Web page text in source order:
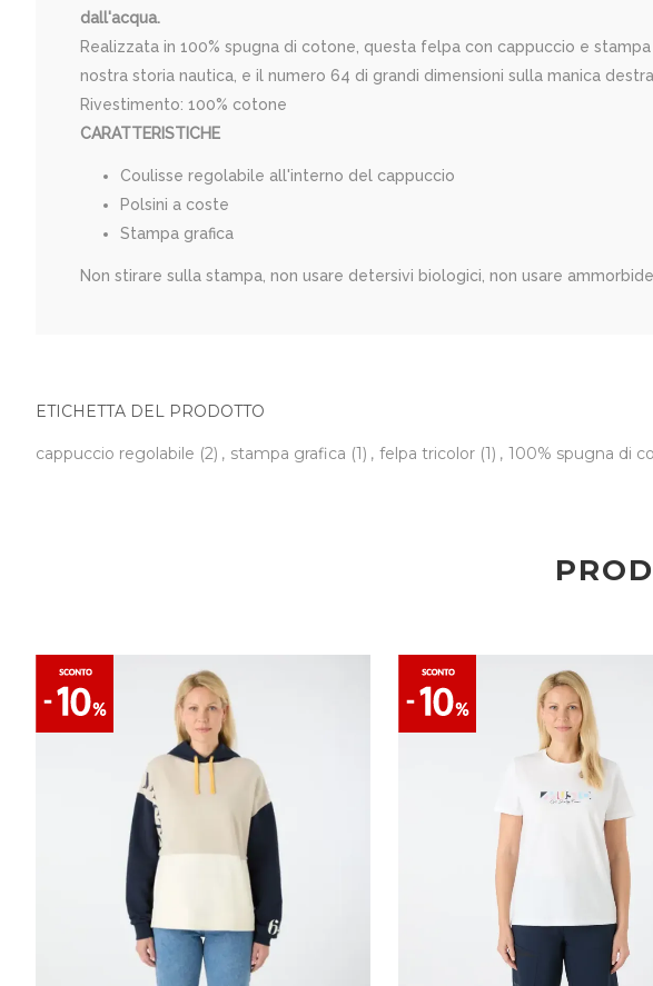
dall'acqua.
Realizzata in 100% spugna di cotone, questa felpa con cappuccio e
nostra storia nautica, e il numero 64 di grandi dimensioni sulla manica
Rivestimento: 100% cotone
CARATTERISTICHE
Coulisse regolabile all'interno del cappuccio
Polsini a coste
Stampa grafica
Non stirare sulla stampa, non usare detersivi biologici, non usare
ETICHETTA DEL PRODOTTO
cappuccio regolabile (2) , stampa grafica (1) , felpa tricolor (1) , 100% spugna di